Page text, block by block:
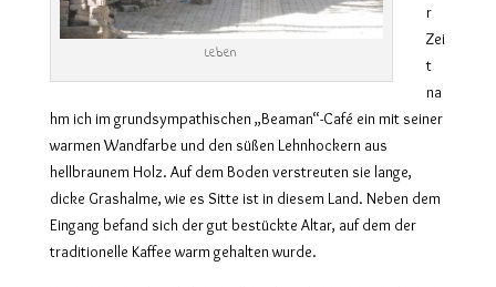
Leben
r
Zei
t
na
hm ich im grundsympathischen „Beaman“-Café ein mit seiner
warmen Wandfarbe und den süßen Lehnhockern aus
hellbraunem Holz. Auf dem Boden verstreuten sie lange,
dicke Grashalme, wie es Sitte ist in diesem Land. Neben dem
Eingang befand sich der gut bestückte Altar, auf dem der
traditionelle Kaffee warm gehalten wurde.